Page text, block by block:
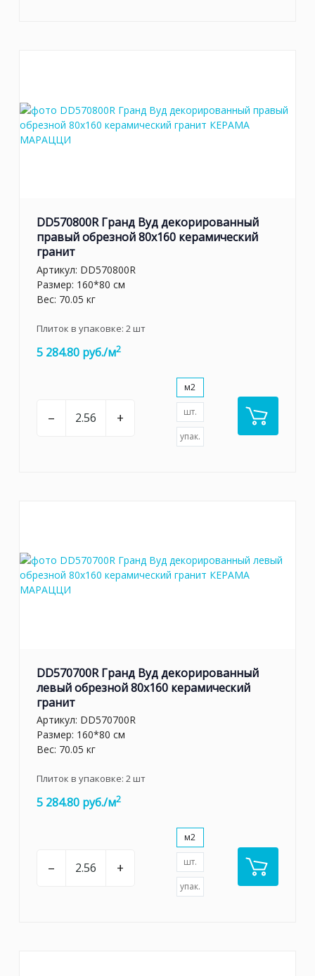
DD570800R Гранд Вуд декорированный
правый обрезной 80x160 керамический
гранит
Артикул: DD570800R
Размер: 160*80 см
Вес: 70.05 кг
Плиток в упаковке: 2шт
5 284.80 руб./м2
– +
м2
шт.
упак.
DD570700R Гранд Вуд декорированный
левый обрезной 80x160 керамический
гранит
Артикул: DD570700R
Размер: 160*80 см
Вес: 70.05 кг
Плиток в упаковке: 2шт
5 284.80 руб./м2
– +
м2
шт.
упак.